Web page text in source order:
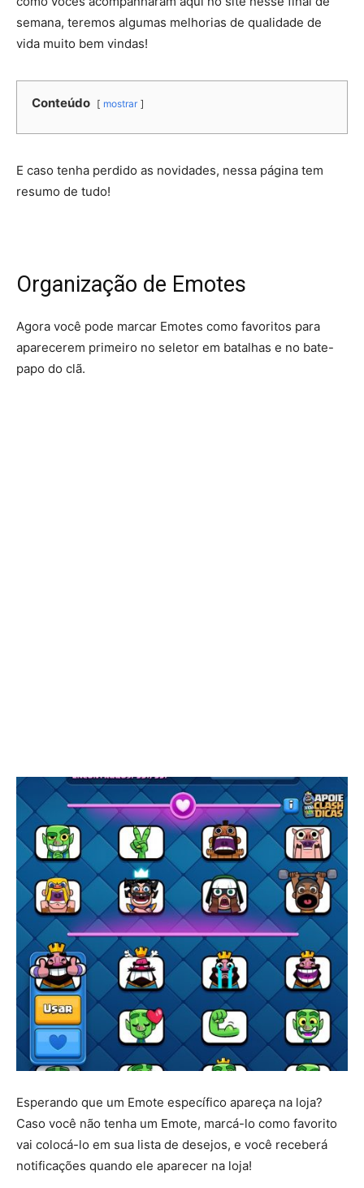
semana, teremos algumas melhorias de qualidade de
vida muito bem vindas!
Conteúdo mostrar
E caso tenha perdido as novidades, nessa página tem
resumo de tudo!
Organização de Emotes
Agora você pode marcar Emotes como favoritos para
aparecerem primeiro no seletor em batalhas e no bate-
papo do clã.
Esperando que um Emote específico apareça na loja?
Caso você não tenha um Emote, marcá-lo como favorito
vai colocá-lo em sua lista de desejos, e você receberá
notificações quando ele aparecer na loja!